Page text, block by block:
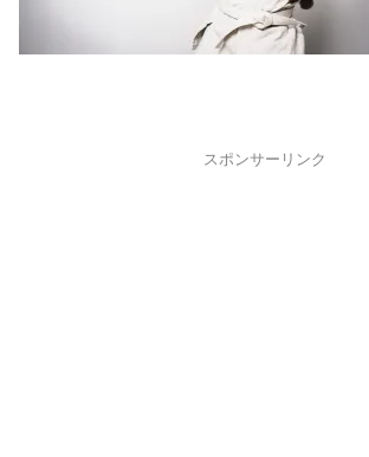
スポンサーリンク